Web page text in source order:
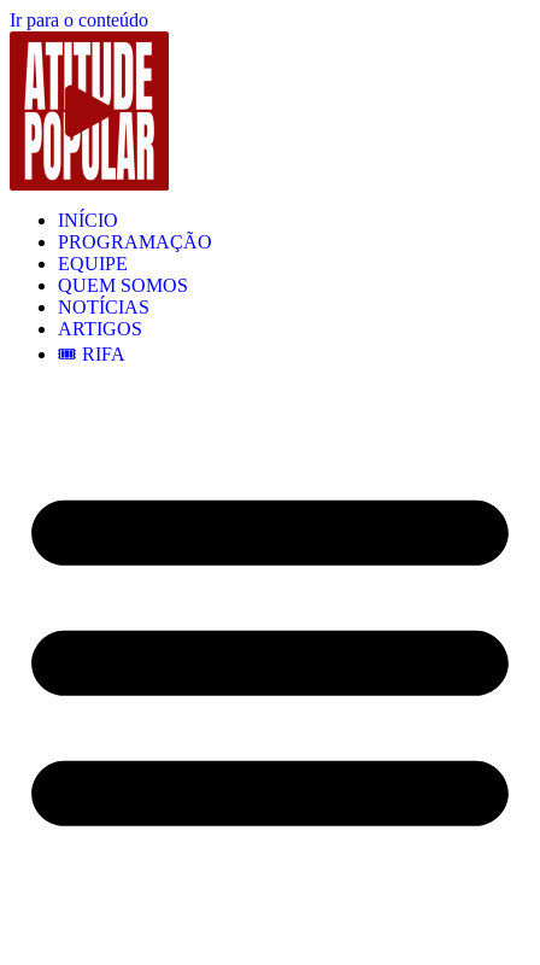
Ir para o conteúdo
INÍCIO
PROGRAMAÇÃO
EQUIPE
QUEM SOMOS
NOTÍCIAS
ARTIGOS
🎟️ RIFA